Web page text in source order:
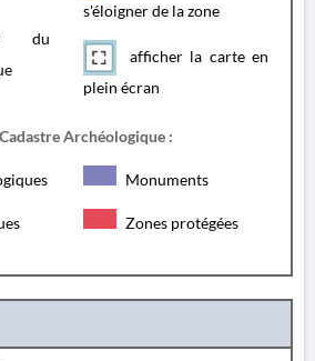
du
s'éloigner de la zone
afficher la carte en
plein écran
Archéologique :
Monuments
Zones protégées